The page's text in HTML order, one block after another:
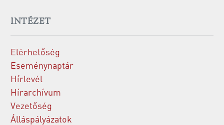
INTÉZET
Elérhetőség
Eseménynaptár
Hírlevél
Hírarchívum
Vezetőség
Álláspályázatok